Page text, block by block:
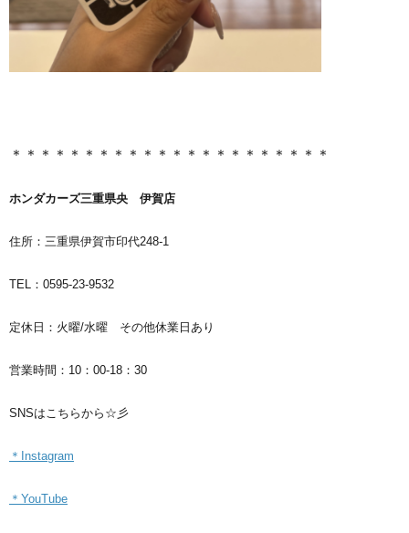
＊＊＊＊＊＊＊＊＊＊＊＊＊＊＊＊＊＊＊＊＊＊
ホンダカーズ三重県央 伊賀店
住所：三重県伊賀市印代248-1
TEL：0595-23-9532
定休日：火曜/水曜 その他休業日あり
営業時間：10：00-18：30
SNSはこちらから☆彡
＊Instagram
＊YouTube